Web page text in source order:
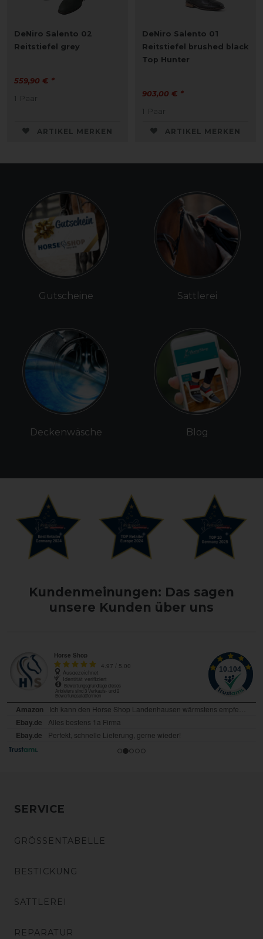
DeNiro Salento 02
Reitstiefel grey
559,90 € *
1 Paar
ARTIKEL MERKEN
DeNiro Salento 01
Reitstiefel brushed black
Top Hunter
903,00 € *
1 Paar
ARTIKEL MERKEN
Gutscheine
Deckenwäsche
Sattlerei
Blog
Kundenmeinungen: Das sagen
unsere Kunden über uns
SERVICE
GRÖSSENTABELLE
BESTICKUNG
SATTLEREI
REPARATUR